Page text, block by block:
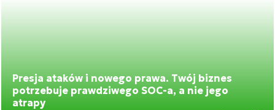
Presja ataków i nowego prawa. Twój biznes
potrzebuje prawdziwego SOC-a, a nie jego
atrapy